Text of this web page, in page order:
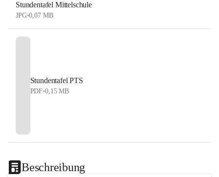
Stundentafel Mittelschule
JPG•0,07 MB
Stundentafel PTS
PDF•0,15 MB
Beschreibung